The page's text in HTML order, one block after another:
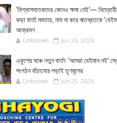
‘বিশ্বাসঘাতকদের কোনও ক্ষমা নেই’—
কড়া বার্তা মমতার, নাম না করে ঋতব্রতকে
আক্রমণ
Unknown Jun 26, 2026
একুশের মঞ্চে নতুন বার্তা: ‘আমরা বেইমান নই’
সংগঠন বাঁচানোর লড়াই তৃণমূলের
Unknown Jun 25, 2026